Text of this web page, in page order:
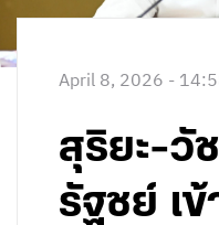
April 8, 2026 -
สุริยะ-วั
รัฐชย์ เ